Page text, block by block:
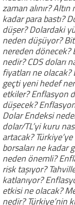
zaman alınır?
kadar para bastı?
düşer? Dolardaki
neden düşüyor?
nereden dönecek?
nedir? CDS doları
fiyatları ne olacak?
geçti yeni hedef
etkiler? Enflasyon
düşecek?
Dolar Endeksi
dolar/TL’yi kuru
artacak?
borsaları ne kadar
neden önemli?
risk taşıyor?
katlanıyor?
etkisi ne olacak?
nedir? Türkiye’nin